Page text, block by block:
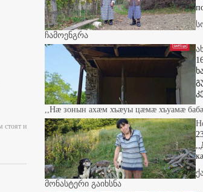
стоят и
ჩამოენგრა
,,Нæ зонын ахæм хъæуы цæмæ хъуамæ
მონასტერი გაიხსნა